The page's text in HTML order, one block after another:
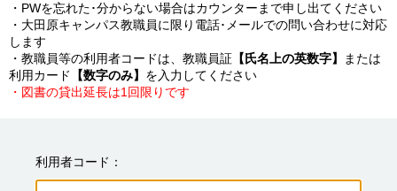
・PWを忘れた･分からない場合はカウンターまで申し出てください
・大田原キャンパス教職員に限り電話･メールでの問い合わせに対応
します
・教職員等の利用者コードは、教職員証 【氏名上の英数字】
または
利用カード
【数字のみ】
・図書の貸出延長は1回限りです
利用者コード